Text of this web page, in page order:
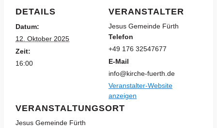
DETAILS
Datum:
12. Oktober 2025
Zeit:
16:00
VERANSTALTUNGSORT
Jesus Gemeinde Fürth
VERANSTALTER
Jesus Gemeinde Fürth
Telefon
+49 176 32547677
E-Mail
info@kirche-fuerth.de
Veranstalter-Website
anzeigen